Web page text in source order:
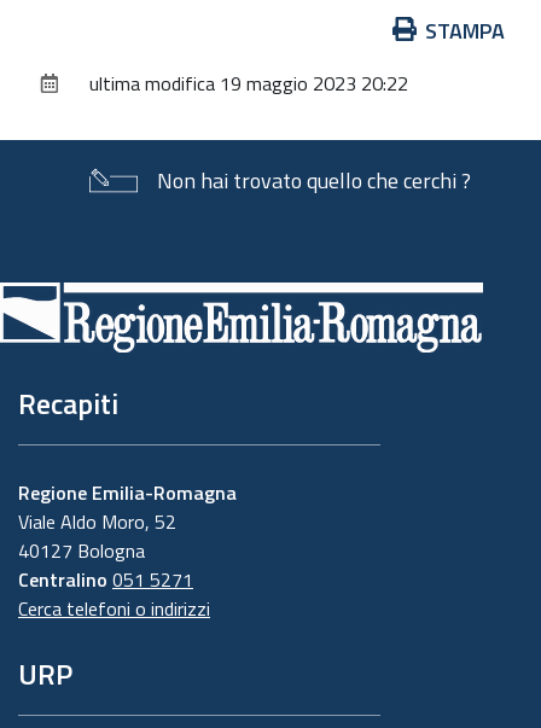
documento
STAMPA
ultima modifica 19 maggio 2023 20:22
Non hai trovato quello che cerchi ?
di
pagina
Recapiti
Regione Emilia-Romagna
Viale Aldo Moro, 52
40127 Bologna
Centralino 051 5271
Cerca telefoni o indirizzi
URP